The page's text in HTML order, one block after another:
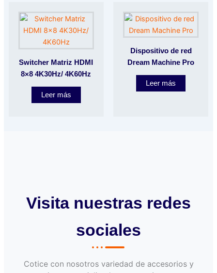
Switcher Matriz HDMI
8×8 4K30Hz/ 4K60Hz
Leer más
Dispositivo de red
Dream Machine Pro
Leer más
Visita nuestras redes
sociales
Cotice con nosotros variedad de accesorios y